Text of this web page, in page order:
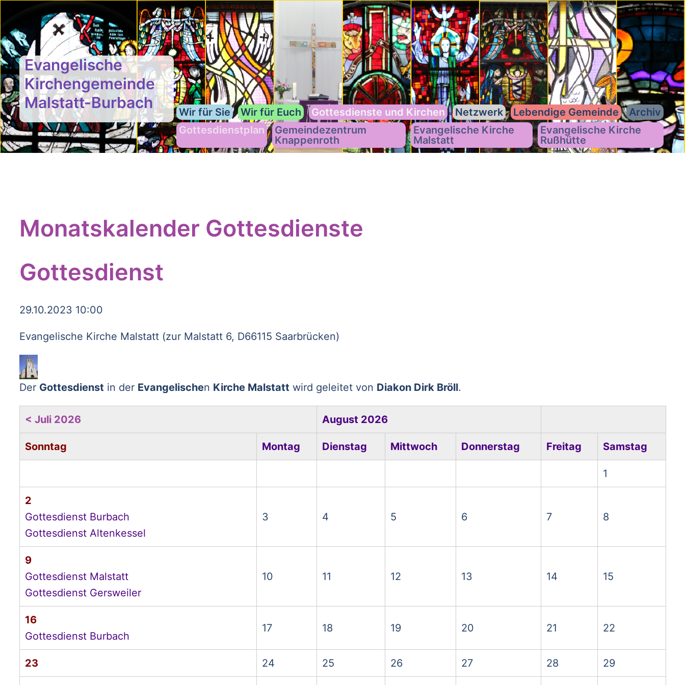
Evangelische
Kirchengemeinde
Malstatt-Burbach
Wir für Sie Wir für Euch
Gottesdienste und Kirchen
Gottesdienstplan
Gemeindezentrum
Knappenroth
Evangelische Kirche
Malstatt
Evangelische Kirche
Rußhütte
Netzwerk Lebendige Gemeinde Archiv
Monatskalender Gottesdienste
Gottesdienst
29.10.2023 10:00
Evangelische Kirche Malstatt (zur Malstatt 6, D66115 Saarbrücken)
Der Gottesdienst in der Evangelischen Kirche Malstatt wird geleitet von Diakon Dirk Bröll.
< Juli 2026 August 2026
Sonntag Montag Dienstag Mittwoch Donnerstag Freitag Samstag
1
2
Gottesdienst Burbach
Gottesdienst Altenkessel
3 4 5 6 7 8
9
Gottesdienst Malstatt
Gottesdienst Gersweiler
10 11 12 13 14 15
16
Gottesdienst Burbach
17 18 19 20 21 22
23 24 25 26 27 28 29